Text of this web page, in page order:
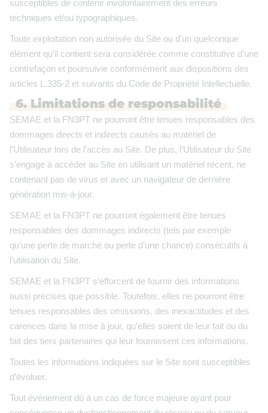
susceptibles de contenir involontairement des erreurs
techniques et/ou typographiques.
Toute exploitation non autorisée du Site ou d’un quelconque
élément qu’il contient sera considérée comme constitutive d’une
contrefaçon et poursuivie conformément aux dispositions des
articles L.335-2 et suivants du Code de Propriété Intellectuelle.
6. Limitations de responsabilité
SEMAE et la FN3PT ne pourront être tenues responsables des
dommages directs et indirects causés au matériel de
l’Utilisateur lors de l’accès au Site. De plus, l’Utilisateur du Site
s’engage à accéder au Site en utilisant un matériel récent, ne
contenant pas de virus et avec un navigateur de dernière
génération mis-à-jour.
SEMAE et la FN3PT ne pourront également être tenues
responsables des dommages indirects (tels par exemple
qu’une perte de marché ou perte d’une chance) consécutifs à
l’utilisation du Site.
SEMAE et la FN3PT s’efforcent de fournir des informations
aussi précises que possible. Toutefois, elles ne pourront être
tenues responsables des omissions, des inexactitudes et des
carences dans la mise à jour, qu’elles soient de leur fait ou du
fait des tiers partenaires qui leur fournissent ces informations.
Toutes les informations indiquées sur le Site sont susceptibles
d’évoluer.
Tout événement dû à un cas de force majeure ayant pour